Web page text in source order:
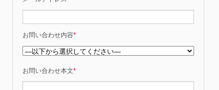
お問い合わせ内容*
お問い合わせ本文*